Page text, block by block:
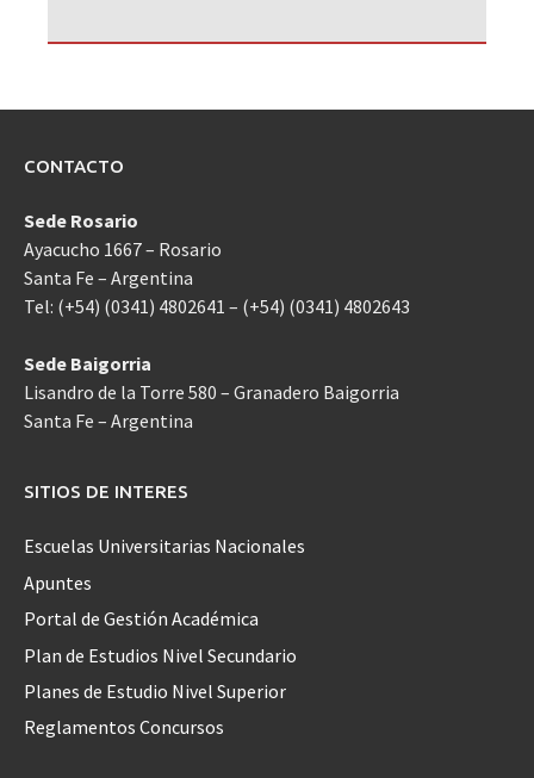
CONTACTO
Sede Rosario
Ayacucho 1667 – Rosario
Santa Fe – Argentina
Tel: (+54) (0341) 4802641 – (+54) (0341) 4802643
Sede Baigorria
Lisandro de la Torre 580 – Granadero Baigorria
Santa Fe – Argentina
SITIOS DE INTERES
Escuelas Universitarias Nacionales
Apuntes
Portal de Gestión Académica
Plan de Estudios Nivel Secundario
Planes de Estudio Nivel Superior
Reglamentos Concursos